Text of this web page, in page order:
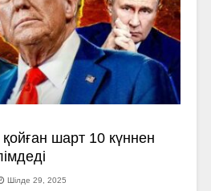
шарт 10 күннен
Шілде 29, 2025